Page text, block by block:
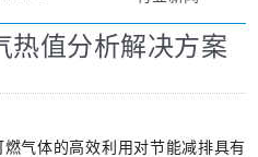
热值分析解决方案
气体的高效利用对节能减排具有